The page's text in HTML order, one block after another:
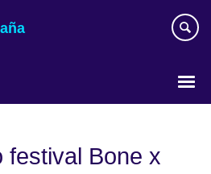
festival Bone x